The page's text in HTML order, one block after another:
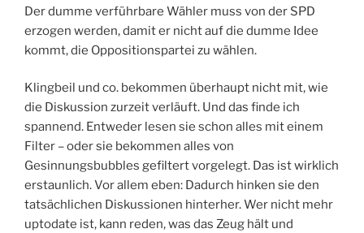
Der dumme verführbare Wähler muss von der SPD
erzogen werden, damit er nicht auf die dumme Idee
kommt, die Oppositionspartei zu wählen.
Klingbeil und co. bekommen überhaupt nicht mit, wie
die Diskussion zurzeit verläuft. Und das finde ich
spannend. Entweder lesen sie schon alles mit einem
Filter – oder sie bekommen alles von
Gesinnungsbubbles gefiltert vorgelegt. Das ist wirklich
erstaunlich. Vor allem eben: Dadurch hinken sie den
tatsächlichen Diskussionen hinterher. Wer nicht mehr
uptodate ist, kann reden, was das Zeug hält und